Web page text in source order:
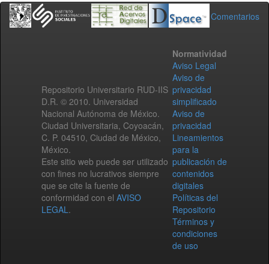
Comentarios
Repositorio Universitario RUD-IIS
D.R. © 2010. Universidad
Nacional Autónoma de México.
Ciudad Universitaria, Coyoacán,
C. P. 04510, Ciudad de México,
México.
Este sitio web puede ser utilizado
con fines no lucrativos siempre
que se cite la fuente de
conformidad con el AVISO
LEGAL.
Normatividad
Aviso Legal
Aviso de
privacidad
simplificado
Aviso de
privacidad
Lineamientos
para la
publicación de
contenidos
digitales
Políticas del
Repositorio
Términos y
condiciones
de uso